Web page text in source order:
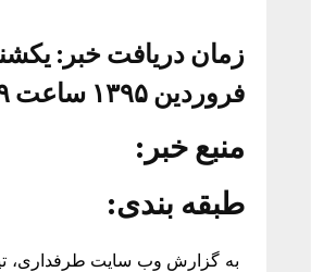
فروردین ۱۳۹۵ ساعت ۱۸:۵۹
منبع خبر:
طبقه بندی:
به گزارش وب سایت طرفداری،